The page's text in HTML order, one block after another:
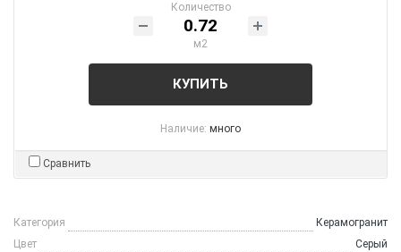
Количество
м2
КУПИТЬ
Наличие: много
Сравнить
Категория
Керамогранит
Цвет
Серый